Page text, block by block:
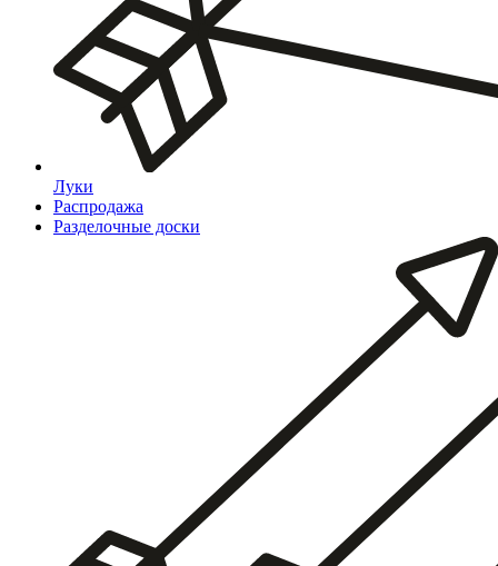
Луки
Распродажа
Разделочные доски